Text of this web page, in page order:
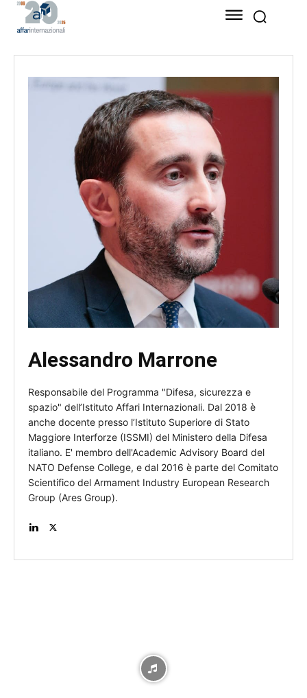
Alessandro Marrone
Responsabile del Programma "Difesa, sicurezza e
spazio" dell’Istituto Affari Internazionali. Dal 2018 è
anche docente presso l’Istituto Superiore di Stato
Maggiore Interforze (ISSMI) del Ministero della Difesa
italiano. E' membro dell'Academic Advisory Board del
NATO Defense College, e dal 2016 è parte del Comitato
Scientifico del Armament Industry European Research
Group (Ares Group).